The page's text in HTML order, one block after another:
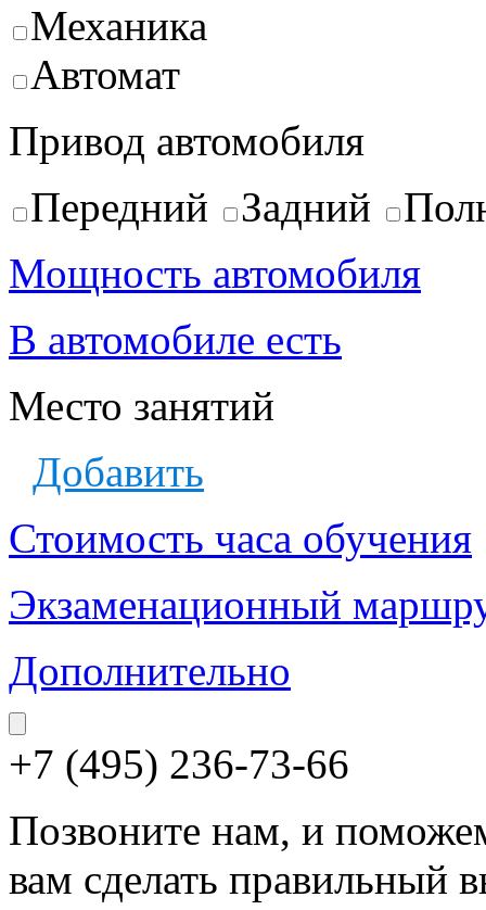
Механика
Автомат
Привод автомобиля
Передний
Задний
Мощность автомобиля
В автомобиле есть
Место занятий
Добавить
Стоимость часа обучения
Экзаменационный
Дополнительно
+7 (495) 236-73-66
Позвоните нам, и
вам сделать правильный